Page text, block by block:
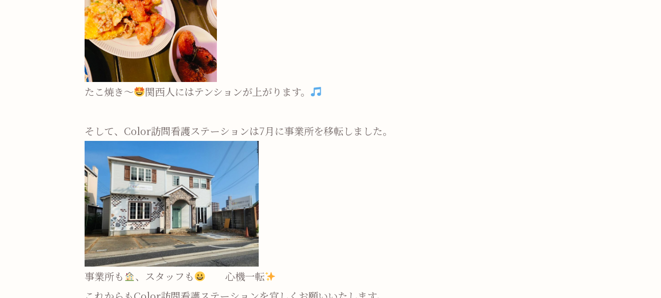
たこ焼き～ 関西人にはテンションが上がります。
そして、Color訪問看護ステーションは7月に事業所を移転しました。
事業所も 、スタッフも
心機一転